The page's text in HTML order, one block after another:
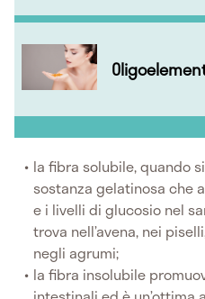
la fibra solubile, quando
sostanza gelatinosa che
e i livelli di glucosio nel
trova nell’avena, nei
negli agrumi;
la fibra insolubile